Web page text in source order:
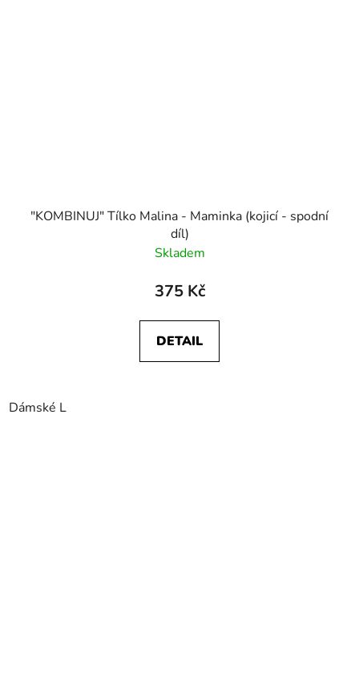
"KOMBINUJ" Tílko Malina - Maminka (kojicí - spodní
díl)
Skladem
375 Kč
DETAIL
Dámské L